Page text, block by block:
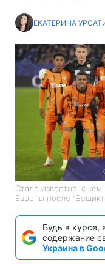
ЕКАТЕРИНА
Стало известно, с
Европы после
Будь в курсе,
содержание
Украина в